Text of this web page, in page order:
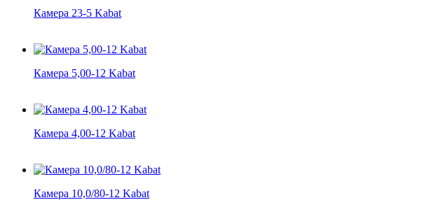
Камера 23-5 Kabat
Камера 5,00-12 Kabat
Камера 4,00-12 Kabat
Камера 10,0/80-12 Kabat